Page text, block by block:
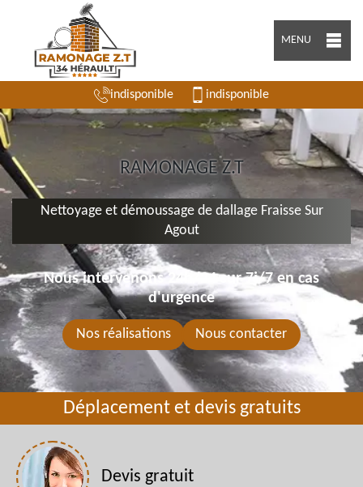
MENU
indisponible indisponible
RAMONAGE Z.T
Nettoyage et démoussage de dallage Fraisse Sur
Agout
Nous intervenons 24h/24 sur 7j/7 en cas
d'urgence
Nos réalisations Nous contacter
Déplacement et devis gratuits
Devis gratuit